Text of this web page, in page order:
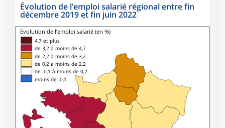
Évolution de l’emploi salarié régional entre fin
décembre 2019 et fin juin 2022
Évolution de l’emploi salarié (en %)
moins de -0,1
de -0,1 à moins de 0,2
de 0,2 à moins de 2,2
de 2,2 à moins de 3,2
de 3,2 à moins de 4,7
4,7 et plus